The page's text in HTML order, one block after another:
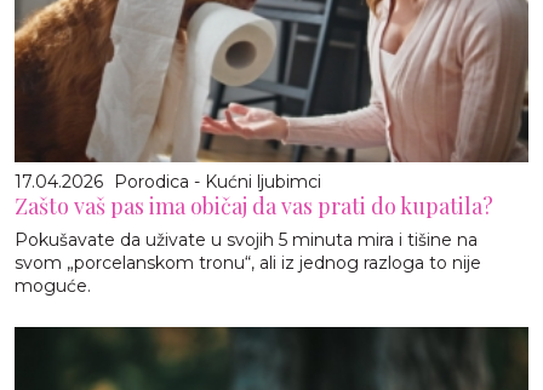
17.04.2026 Porodica - Kućni ljubimci
Zašto vaš pas ima običaj da vas prati do kupatila?
Pokušavate da uživate u svojih 5 minuta mira i tišine na
svom „porcelanskom tronu“, ali iz jednog razloga to nije
moguće.